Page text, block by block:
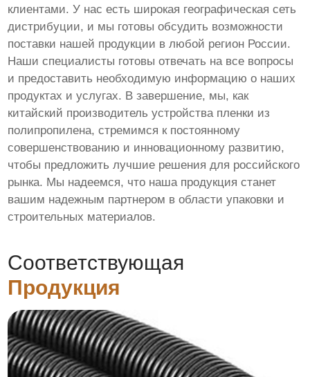
клиентами. У нас есть широкая географическая сеть
дистрибуции, и мы готовы обсудить возможности
поставки нашей продукции в любой регион России.
Наши специалисты готовы отвечать на все вопросы
и предоставить необходимую информацию о наших
продуктах и услугах. В завершение, мы, как
китайский производитель устройства пленки из
полипропилена, стремимся к постоянному
совершенствованию и инновационному развитию,
чтобы предложить лучшие решения для российского
рынка. Мы надеемся, что наша продукция станет
вашим надежным партнером в области упаковки и
строительных материалов.
Соответствующая
Продукция